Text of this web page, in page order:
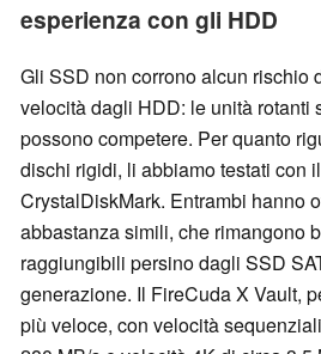
esperienza con gli HDD
Gli SSD non corrono alcun rischio
velocità dagli HDD: le unità rotanti
possono competere. Per quanto
dischi rigidi, li abbiamo testati con
CrystalDiskMark. Entrambi hanno
abbastanza simili, che rimangono
raggiungibili persino dagli SSD
generazione. Il FireCuda X Vault,
più veloce, con velocità